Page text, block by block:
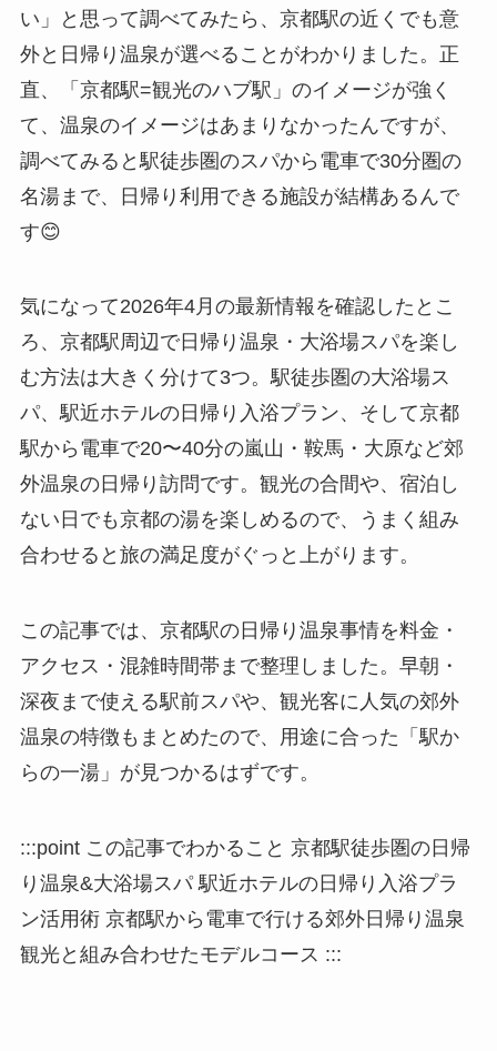
い」と思って調べてみたら、京都駅の近くでも意
外と日帰り温泉が選べることがわかりました。正
直、「京都駅=観光のハブ駅」のイメージが強く
て、温泉のイメージはあまりなかったんですが、
調べてみると駅徒歩圏のスパから電車で30分圏の
名湯まで、日帰り利用できる施設が結構あるんで
す😊
気になって2026年4月の最新情報を確認したとこ
ろ、京都駅周辺で日帰り温泉・大浴場スパを楽し
む方法は大きく分けて3つ。駅徒歩圏の大浴場ス
パ、駅近ホテルの日帰り入浴プラン、そして京都
駅から電車で20〜40分の嵐山・鞍馬・大原など郊
外温泉の日帰り訪問です。観光の合間や、宿泊し
ない日でも京都の湯を楽しめるので、うまく組み
合わせると旅の満足度がぐっと上がります。
この記事では、京都駅の日帰り温泉事情を料金・
アクセス・混雑時間帯まで整理しました。早朝・
深夜まで使える駅前スパや、観光客に人気の郊外
温泉の特徴もまとめたので、用途に合った「駅か
らの一湯」が見つかるはずです。
:::point この記事でわかること 京都駅徒歩圏の日帰
り温泉&大浴場スパ 駅近ホテルの日帰り入浴プラ
ン活用術 京都駅から電車で行ける郊外日帰り温泉
観光と組み合わせたモデルコース :::